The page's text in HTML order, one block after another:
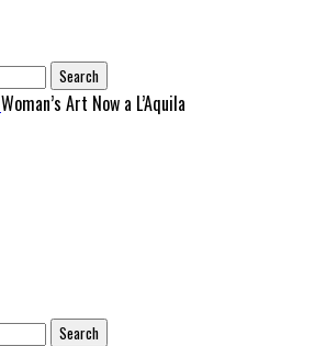
Woman’s Art Now a L’Aquila